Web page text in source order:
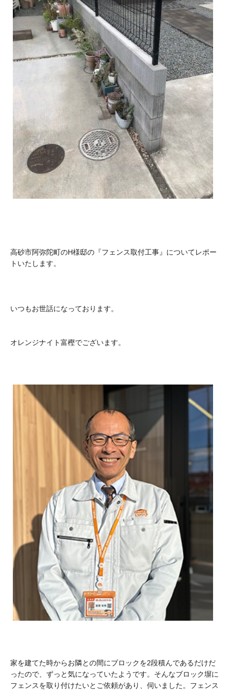
高砂市阿弥陀町のH様邸の『フェンス取付工事』についてレポー
トいたします。
いつもお世話になっております。
オレンジナイト富樫でございます。
家を建てた時からお隣との間にブロックを2段積んであるだけだ
ったので、ずっと気になっていたようです。そんなブロック塀に
フェンスを取り付けたいとご依頼があり、伺いました。フェンス